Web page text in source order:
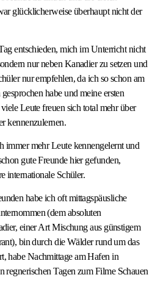
glücklicherweise überhaupt nicht der
entschieden, mich im Unterricht nicht
nur neben Kanadier zu setzen und
nur empfehlen, da ich so schon am
habe und meine ersten
Leute freuen sich total mehr über
kennenzulernen.
immer mehr Leute kennengelernt und
gute Freunde hier gefunden,
internationale Schüler.
habe ich oft mittagspäusliche
(dem absoluten
einer Art Mischung aus günstigem
bin durch die Wälder rund um das
habe Nachmittage am Hafen in
regnerischen Tagen zum Filme Schauen